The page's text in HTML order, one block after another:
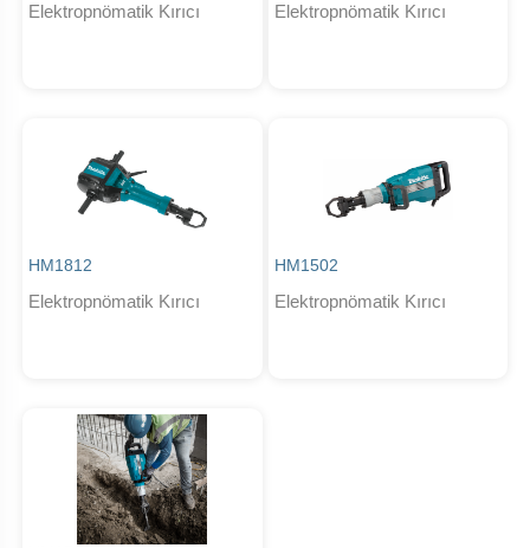
Elektropnömatik Kırıcı Elektropnömatik Kırıcı
HM1812
Elektropnömatik Kırıcı
HM1502
Elektropnömatik Kırıcı